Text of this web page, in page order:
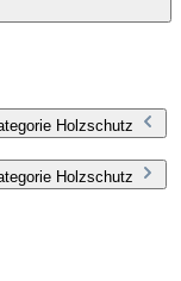
Holzschutz
Holzschutz